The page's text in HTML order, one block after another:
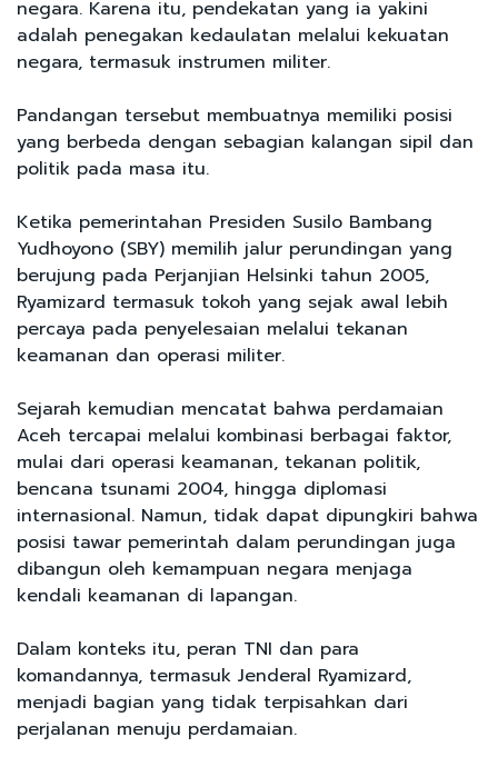
negara. Karena itu, pendekatan yang ia yakini
adalah penegakan kedaulatan melalui kekuatan
negara, termasuk instrumen militer.
Pandangan tersebut membuatnya memiliki posisi
yang berbeda dengan sebagian kalangan sipil dan
politik pada masa itu.
Ketika pemerintahan Presiden Susilo Bambang
Yudhoyono (SBY) memilih jalur perundingan yang
berujung pada Perjanjian Helsinki tahun 2005,
Ryamizard termasuk tokoh yang sejak awal lebih
percaya pada penyelesaian melalui tekanan
keamanan dan operasi militer.
Sejarah kemudian mencatat bahwa perdamaian
Aceh tercapai melalui kombinasi berbagai faktor,
mulai dari operasi keamanan, tekanan politik,
bencana tsunami 2004, hingga diplomasi
internasional. Namun, tidak dapat dipungkiri bahwa
posisi tawar pemerintah dalam perundingan juga
dibangun oleh kemampuan negara menjaga
kendali keamanan di lapangan.
Dalam konteks itu, peran TNI dan para
komandannya, termasuk Jenderal Ryamizard,
menjadi bagian yang tidak terpisahkan dari
perjalanan menuju perdamaian.